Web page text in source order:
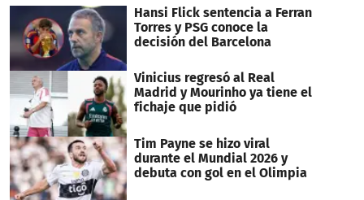
15
seconds
Hansi Flick sentencia a Ferran
Torres y PSG conoce la
decisión del Barcelona
Vinicius regresó al Real
Madrid y Mourinho ya tiene el
fichaje que pidió
Tim Payne se hizo viral
durante el Mundial 2026 y
debuta con gol en el Olimpia